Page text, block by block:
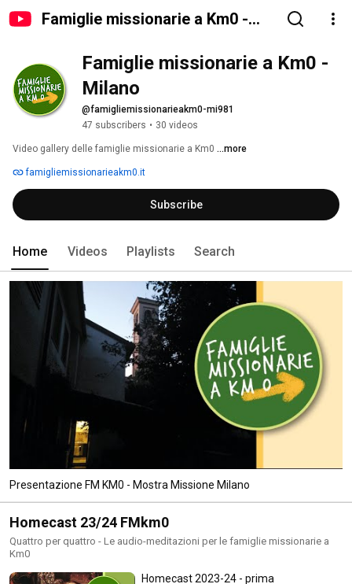
Famiglie missionarie a Km0 -
Famiglie missionarie a Km0 -
Milano
@famigliemissionarieakm0-mi981
47 subscribers • 30 videos
Video gallery delle famiglie missionarie a Km0 ...more
famigliemissionarieakm0.it
Subscribe
Home Videos Playlists Search
Presentazione FM KM0 - Mostra Missione Milano
Homecast 23/24 FMkm0
Quattro per quattro - Le audio-meditazioni per le famiglie missionarie a
Km0
Homecast 2023-24 - prima